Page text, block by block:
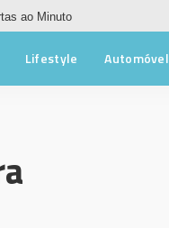
ao Minuto
Lifestyle Automóvel